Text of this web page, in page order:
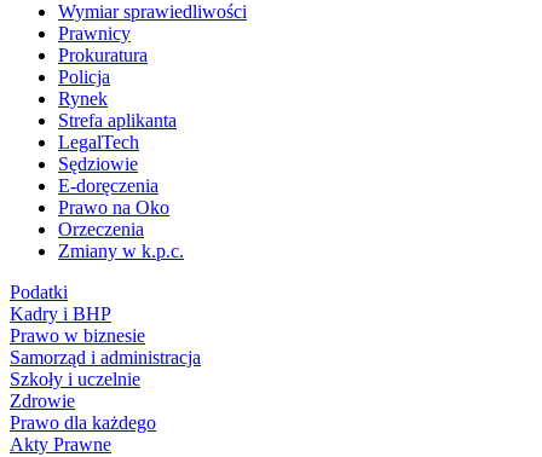
Wymiar sprawiedliwości
Prawnicy
Prokuratura
Policja
Rynek
Strefa aplikanta
LegalTech
Sędziowie
E-doręczenia
Prawo na Oko
Orzeczenia
Zmiany w k.p.c.
Podatki
Kadry i BHP
Prawo w biznesie
Samorząd i administracja
Szkoły i uczelnie
Zdrowie
Prawo dla każdego
Akty Prawne